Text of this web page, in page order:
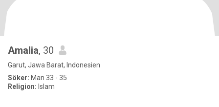
Amalia, 30
Garut, Jawa Barat, Indonesien
Söker: Man 33 - 35
Religion: Islam